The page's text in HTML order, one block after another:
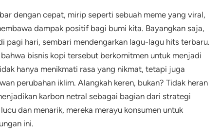
dengan cepat, mirip seperti sebuah meme yang viral,
dampak positif bagi bumi kita. Bayangkan saja,
pagi hari, sembari mendengarkan lagu-lagu hits terbaru.
bisnis kopi tersebut berkomitmen untuk menjadi
hanya menikmati rasa yang nikmat, tetapi juga
perubahan iklim. Alangkah keren, bukan? Tidak heran
karbon netral sebagai bagian dari strategi
dan menarik, mereka merayu konsumen untuk
ini.